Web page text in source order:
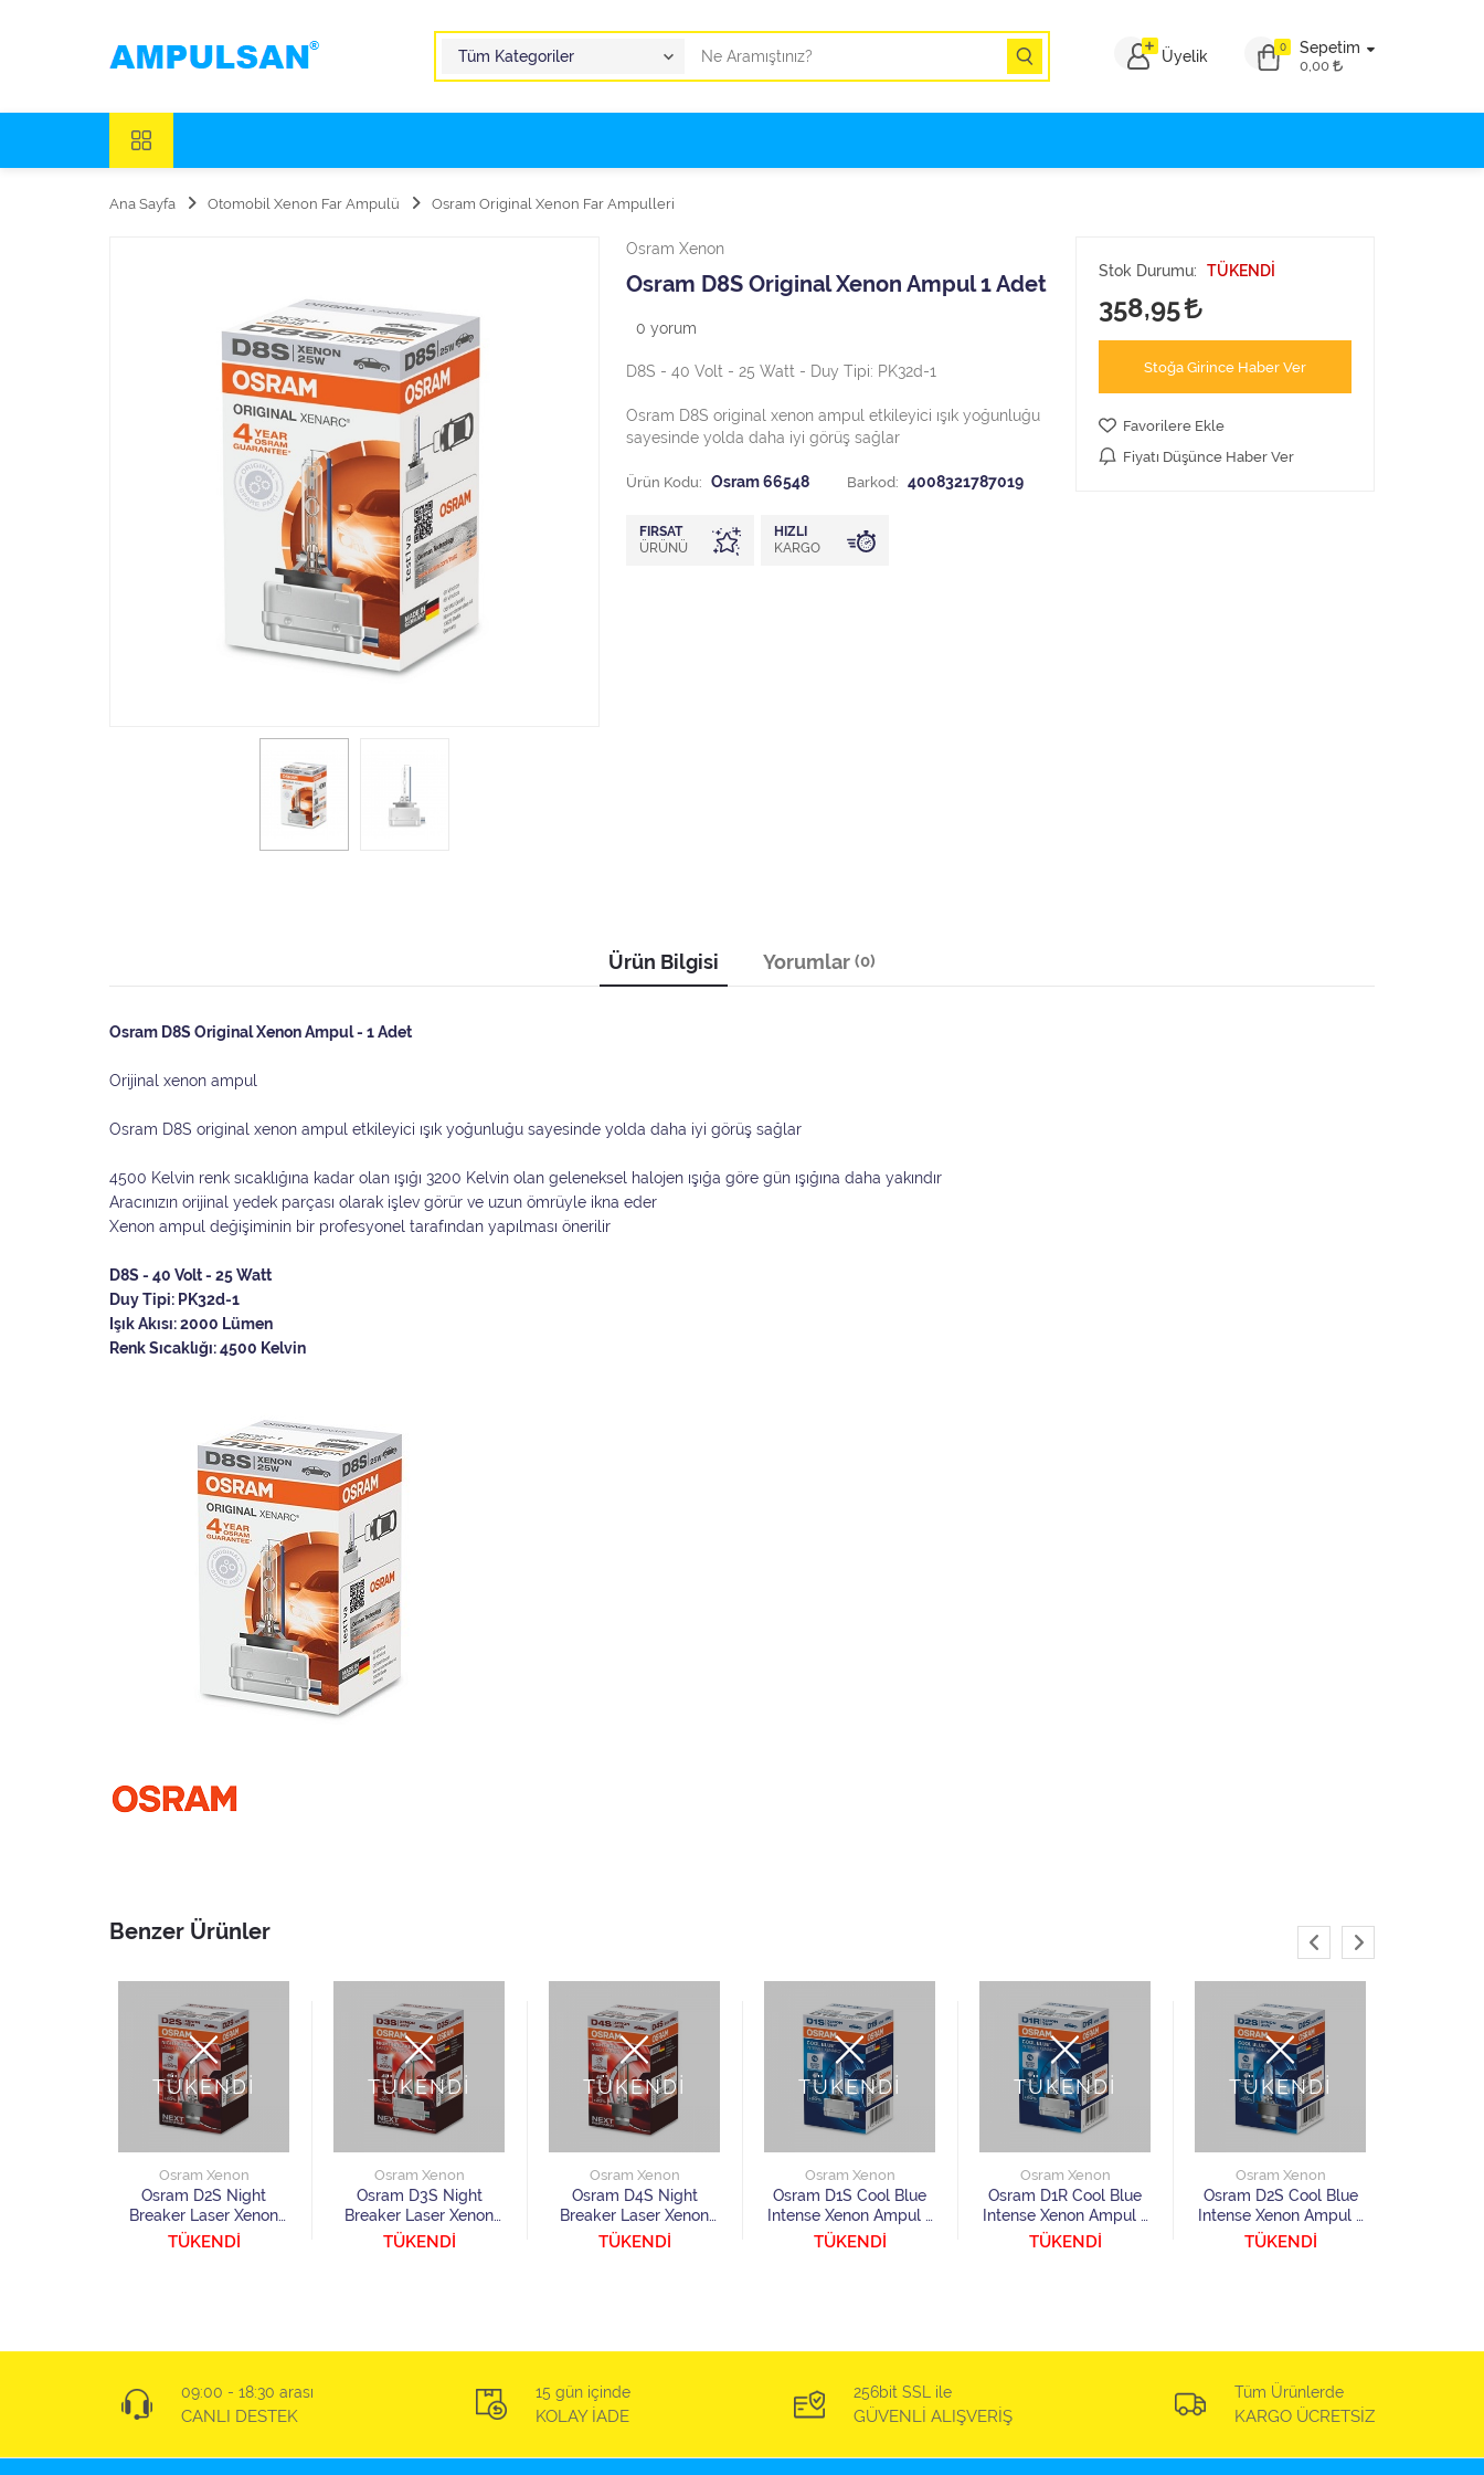
0 Sepetim
0,00
Üyelik
Ana Sayfa Otomobil Xenon Far Ampulü Osram Original Xenon Far Ampulleri
Osram Xenon
Osram D8S Original Xenon Ampul 1 Adet
0 yorum
D8S - 40 Volt - 25 Watt - Duy Tipi: PK32d-1
Osram D8S original xenon ampul etkileyici ışık yoğunluğu
sayesinde yolda daha iyi görüş sağlar
Ürün Kodu: Osram 66548 Barkod: 4008321787019
FIRSAT
ÜRÜNÜ
HIZLI
KARGO
Stok Durumu: TÜKENDİ
358,95
Stoğa Girince Haber Ver
Favorilere Ekle
Fiyatı Düşünce Haber Ver
Ürün Bilgisi Yorumlar (0)
Osram D8S Original Xenon Ampul - 1 Adet
Orijinal xenon ampul
Osram D8S original xenon ampul etkileyici ışık yoğunluğu sayesinde yolda daha iyi görüş sağlar
4500 Kelvin renk sıcaklığına kadar olan ışığı 3200 Kelvin olan geleneksel halojen ışığa göre gün ışığına daha yakındır
Aracınızın orijinal yedek parçası olarak işlev görür ve uzun ömrüyle ikna eder
Xenon ampul değişiminin bir profesyonel tarafından yapılması önerilir
D8S - 40 Volt - 25 Watt
Duy Tipi: PK32d-1
Işık Akısı: 2000 Lümen
Renk Sıcaklığı: 4500 Kelvin
Benzer Ürünler
TÜKENDİ
Osram Xenon
Osram D2S Night
Breaker Laser Xenon
Ampul 1 Adet
TÜKENDİ
TÜKENDİ
Osram Xenon
Osram D3S Night
Breaker Laser Xenon
Ampul 1 Adet
TÜKENDİ
TÜKENDİ
Osram Xenon
Osram D4S Night
Breaker Laser Xenon
Ampul 1 Adet
TÜKENDİ
TÜKENDİ
Osram Xenon
Osram D1S Cool Blue
Intense Xenon Ampul 1
Adet
TÜKENDİ
TÜKENDİ
Osram Xenon
Osram D1R Cool Blue
Intense Xenon Ampul 1
Adet
TÜKENDİ
TÜKENDİ
Osram Xenon
Osram D2S Cool Blue
Intense Xenon Ampul 1
Adet
TÜKENDİ
09:00 - 18:30 arası
CANLI DESTEK
15 gün içinde
KOLAY İADE
256bit SSL ile
GÜVENLİ ALIŞVERİŞ
Tüm Ürünlerde
KARGO ÜCRETSİZ